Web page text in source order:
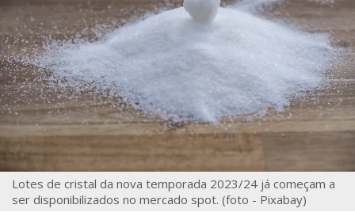
Lotes de cristal da nova temporada 2023/24 já começam a
ser disponibilizados no mercado spot. (foto - Pixabay)